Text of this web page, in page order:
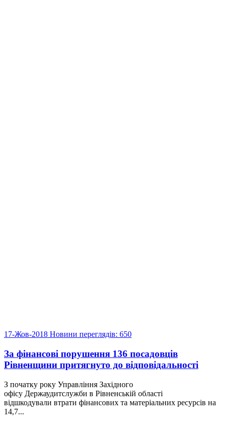
17-Жов-2018 Новини переглядів: 650
За фінансові порушення 136 посадовців
Рівненщини притягнуто до відповідальності
З початку року Управління Західного
офісу Держаудитслужби в Рівненській області
відшкодували втрати фінансових та матеріальних ресурсів на
14,7...